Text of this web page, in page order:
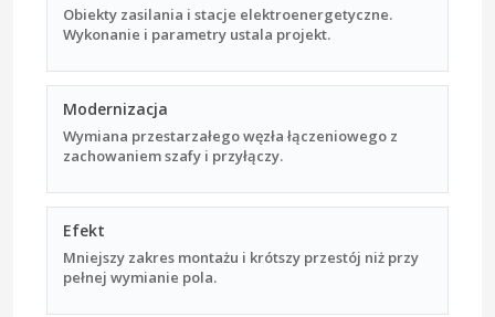
Obiekty zasilania i stacje elektroenergetyczne.
Wykonanie i parametry ustala projekt.
Modernizacja
Wymiana przestarzałego węzła łączeniowego z
zachowaniem szafy i przyłączy.
Efekt
Mniejszy zakres montażu i krótszy przestój niż przy
pełnej wymianie pola.